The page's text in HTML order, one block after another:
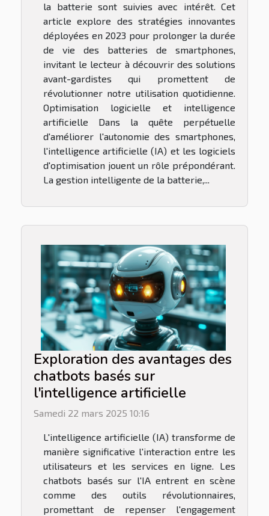
la batterie sont suivies avec intérêt. Cet
article explore des stratégies innovantes
déployées en 2023 pour prolonger la durée
de vie des batteries de smartphones,
invitant le lecteur à découvrir des solutions
avant-gardistes qui promettent de
révolutionner notre utilisation quotidienne.
Optimisation logicielle et intelligence
artificielle Dans la quête perpétuelle
d'améliorer l'autonomie des smartphones,
l'intelligence artificielle (IA) et les logiciels
d'optimisation jouent un rôle prépondérant.
La gestion intelligente de la batterie,...
Exploration des avantages des
chatbots basés sur
l'intelligence artificielle
Samedi 22 mars 2025 10:16
L'intelligence artificielle (IA) transforme de
manière significative l'interaction entre les
utilisateurs et les services en ligne. Les
chatbots basés sur l'IA entrent en scène
comme des outils révolutionnaires,
promettant de repenser l'engagement